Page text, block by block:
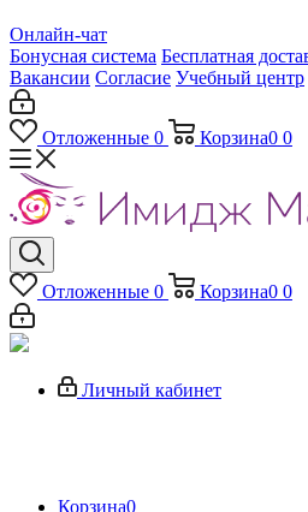
Онлайн-чат
Бонусная система Бесплатная
Вакансии Согласие Учебный центр
Отложенные 0 Корзина0 0
Отложенные 0 Корзина0 0
Личный кабинет
Корзина0